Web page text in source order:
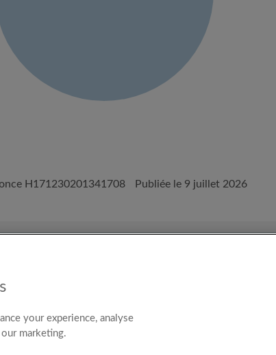
H171230201341708 Publiée le 9 juillet 2026
your experience, analyse
marketing.